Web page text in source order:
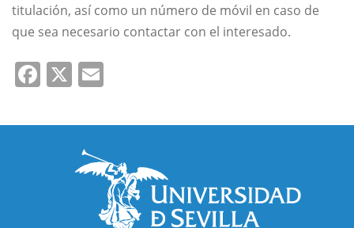
titulación, así como un número de móvil en caso de
que sea necesario contactar con el interesado.
Facebook
X